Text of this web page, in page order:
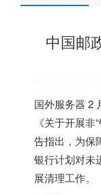
中国邮
国外服务器 2
《关于开展
告指出，为保
银行计划对未
展清理工作。